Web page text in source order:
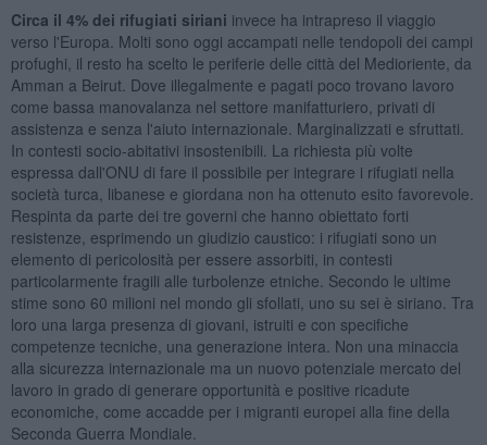
Circa il 4% dei rifugiati siriani invece ha intrapreso il viaggio
verso l'Europa. Molti sono oggi accampati nelle tendopoli dei campi
profughi, il resto ha scelto le periferie delle città del Medioriente, da
Amman a Beirut. Dove illegalmente e pagati poco trovano lavoro
come bassa manovalanza nel settore manifatturiero, privati di
assistenza e senza l'aiuto internazionale. Marginalizzati e sfruttati.
In contesti socio-abitativi insostenibili. La richiesta più volte
espressa dall'ONU di fare il possibile per integrare i rifugiati nella
società turca, libanese e giordana non ha ottenuto esito favorevole.
Respinta da parte dei tre governi che hanno obiettato forti
resistenze, esprimendo un giudizio caustico: i rifugiati sono un
elemento di pericolosità per essere assorbiti, in contesti
particolarmente fragili alle turbolenze etniche. Secondo le ultime
stime sono 60 milioni nel mondo gli sfollati, uno su sei è siriano. Tra
loro una larga presenza di giovani, istruiti e con specifiche
competenze tecniche, una generazione intera. Non una minaccia
alla sicurezza internazionale ma un nuovo potenziale mercato del
lavoro in grado di generare opportunità e positive ricadute
economiche, come accadde per i migranti europei alla fine della
Seconda Guerra Mondiale.